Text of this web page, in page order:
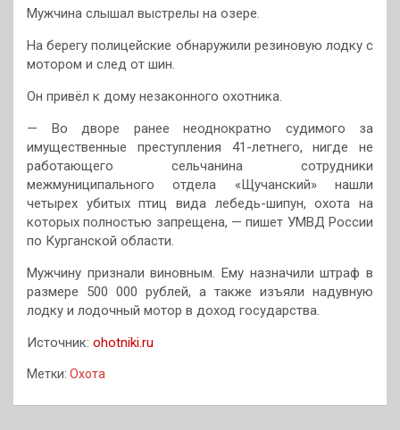
Мужчина слышал выстрелы на озере.
На берегу полицейские обнаружили резиновую лодку с
мотором и след от шин.
Он привёл к дому незаконного охотника.
— Во дворе ранее неоднократно судимого за
имущественные преступления 41-летнего, нигде не
работающего сельчанина сотрудники
межмуниципального отдела «Щучанский» нашли
четырех убитых птиц вида лебедь-шипун, охота на
которых полностью запрещена, — пишет УМВД России
по Курганской области.
Мужчину признали виновным. Ему назначили штраф в
размере 500 000 рублей, а также изъяли надувную
лодку и лодочный мотор в доход государства.
Источник: ohotniki.ru
Метки: Охота